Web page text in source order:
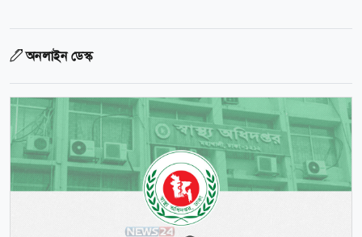
অনলাইন ডেস্ক